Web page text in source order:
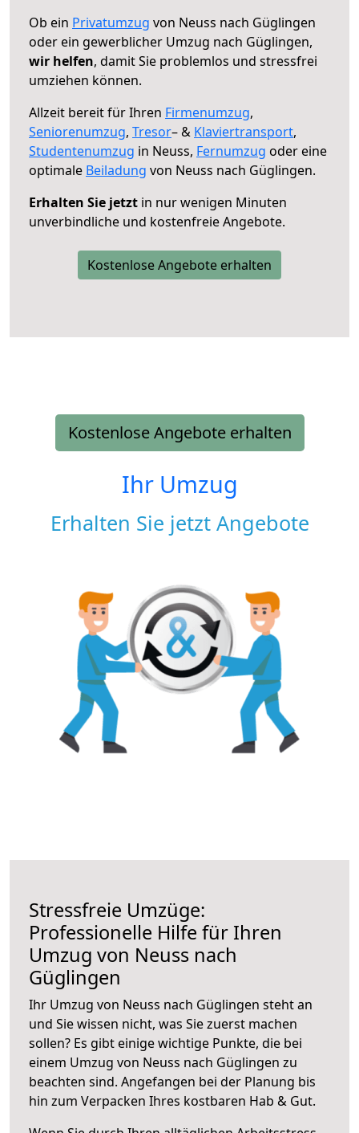
Ob ein Privatumzug von Neuss nach Güglingen
oder ein gewerblicher Umzug nach Güglingen,
wir helfen, damit Sie problemlos und stressfrei
umziehen können.
Allzeit bereit für Ihren Firmenumzug,
Seniorenumzug, Tresor– & Klaviertransport,
Studentenumzug in Neuss, Fernumzug oder eine
optimale Beiladung von Neuss nach Güglingen.
Erhalten Sie jetzt in nur wenigen Minuten
unverbindliche und kostenfreie Angebote.
Kostenlose Angebote erhalten
Kostenlose Angebote erhalten
Ihr Umzug
Erhalten Sie jetzt Angebote
Stressfreie Umzüge:
Professionelle Hilfe für Ihren
Umzug von Neuss nach
Güglingen
Ihr Umzug von Neuss nach Güglingen steht an
und Sie wissen nicht, was Sie zuerst machen
sollen? Es gibt einige wichtige Punkte, die bei
einem Umzug von Neuss nach Güglingen zu
beachten sind. Angefangen bei der Planung bis
hin zum Verpacken Ihres kostbaren Hab & Gut.